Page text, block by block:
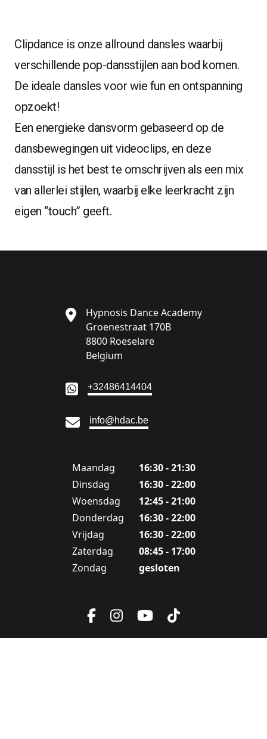
Clipdance is onze allround dansles waarbij
verschillende pop-dansstijlen aan bod komen.
De ideale dansles voor wie fun en ontspanning
opzoekt!
Een energieke dansvorm gebaseerd op de
dansbewegingen uit videoclips, en deze
dansstijl is het best te omschrijven als een mix
van allerlei stijlen, waarbij elke leerkracht zijn
eigen “touch” geeft.
Hypnosis Dance Academy
Groenestraat 170B
8800 Roeselare
Belgium
Ga naar:
+32486414404
Ga naar:
info@hdac.be
Maandag
16:30 - 21:30
Dinsdag
16:30 - 22:00
Woensdag
12:45 - 21:00
Donderdag
16:30 - 22:00
Vrijdag
16:30 - 22:00
Zaterdag
08:45 - 17:00
Zondag
gesloten
Facebook
Instagram
YouTube
TikTok